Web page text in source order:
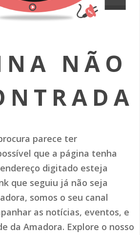
RESILIÊNCIA
NÃO
parece ter
que a página tenha
digitado esteja
que seguiu já não seja
somos o seu canal
as notícias, eventos, e
da Amadora. Explore o nosso